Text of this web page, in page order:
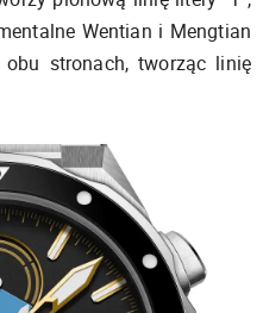
Wentian i Mengtian
stronach, tworząc linię